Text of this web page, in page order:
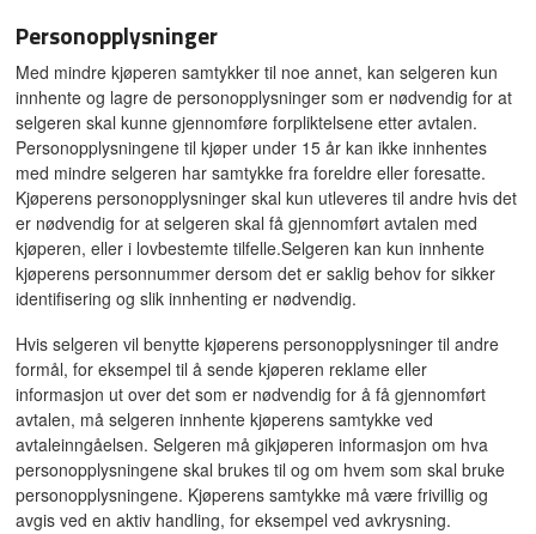
Personopplysninger
Med mindre kjøperen samtykker til noe annet, kan selgeren kun
innhente og lagre de personopplysninger som er nødvendig for at
selgeren skal kunne gjennomføre forpliktelsene etter avtalen.
Personopplysningene til kjøper under 15 år kan ikke innhentes
med mindre selgeren har samtykke fra foreldre eller foresatte.
Kjøperens personopplysninger skal kun utleveres til andre hvis det
er nødvendig for at selgeren skal få gjennomført avtalen med
kjøperen, eller i lovbestemte tilfelle.Selgeren kan kun innhente
kjøperens personnummer dersom det er saklig behov for sikker
identifisering og slik innhenting er nødvendig.
Hvis selgeren vil benytte kjøperens personopplysninger til andre
formål, for eksempel til å sende kjøperen reklame eller
informasjon ut over det som er nødvendig for å få gjennomført
avtalen, må selgeren innhente kjøperens samtykke ved
avtaleinngåelsen. Selgeren må gikjøperen informasjon om hva
personopplysningene skal brukes til og om hvem som skal bruke
personopplysningene. Kjøperens samtykke må være frivillig og
avgis ved en aktiv handling, for eksempel ved avkrysning.